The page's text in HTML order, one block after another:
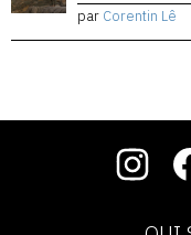
par Corentin Lê